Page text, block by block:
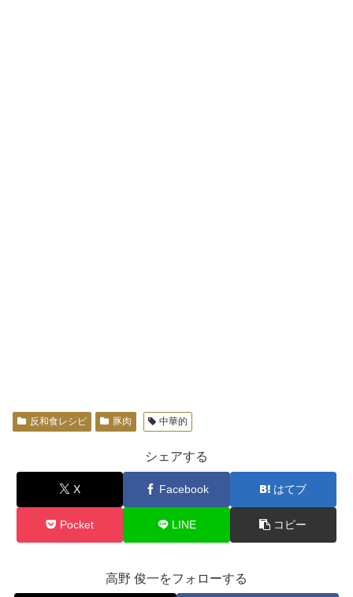
反和食レシピ 豚肉 中華的
シェアする
X Facebook はてブ
Pocket LINE コピー
高野 俊一をフォローする